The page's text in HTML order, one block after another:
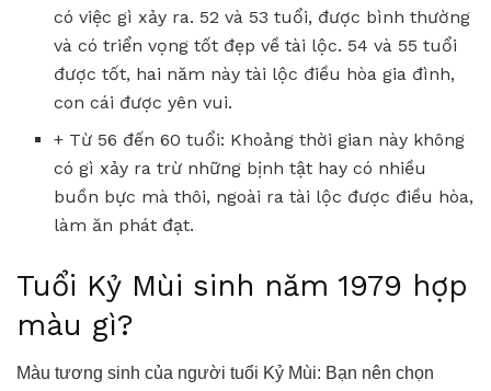
có việc gì xảy ra. 52 và 53 tuổi, được bình thường
và có triển vọng tốt đẹp về tài lộc. 54 và 55 tuổi
được tốt, hai năm này tài lộc điều hòa gia đình,
con cái được yên vui.
+ Từ 56 đến 60 tuổi: Khoảng thời gian này không
có gì xảy ra trừ những bịnh tật hay có nhiều
buồn bực mà thôi, ngoài ra tài lộc được điều hòa,
làm ăn phát đạt.
Tuổi Kỷ Mùi sinh năm 1979 hợp
màu gì?
Màu tương sinh của người tuổi Kỷ Mùi: Bạn nên chọn